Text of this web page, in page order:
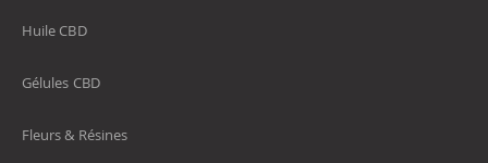
Huile CBD
Gélules CBD
Fleurs & Résines